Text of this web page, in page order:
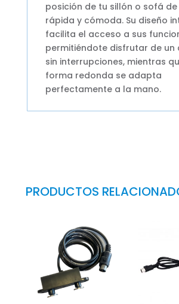
posición de tu sillón o sofá
rápida y cómoda. Su diseño
facilita el acceso a sus
permitiéndote disfrutar de un
sin interrupciones, mientras
forma redonda se adapta
perfectamente a la mano.
PRODUCTOS